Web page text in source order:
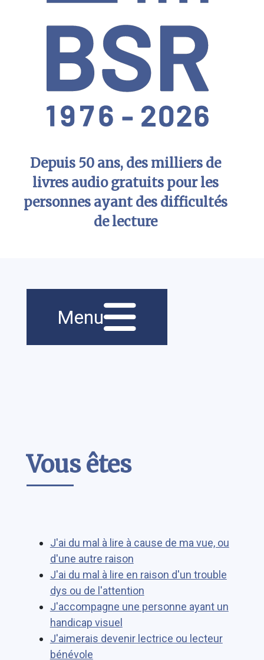
Depuis 50 ans, des milliers de
livres audio gratuits pour les
personnes ayant des difficultés
de lecture
Navigation
principale
Menu
Vous êtes
J'ai du mal à lire à cause de ma vue, ou
d'une autre raison
J'ai du mal à lire en raison d'un trouble
dys ou de l'attention
J'accompagne une personne ayant un
handicap visuel
J'aimerais devenir lectrice ou lecteur
bénévole